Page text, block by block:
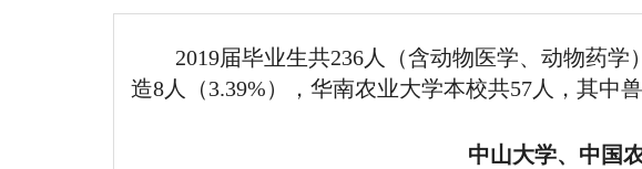
2019届毕业生共236人（含动物医学、动物药
造8人（3.39%），华南农业大学本校共57人，其中
中山大学、中国